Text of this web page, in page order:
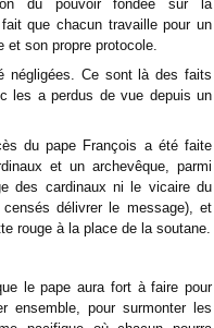
du pouvoir fondée sur la
que chacun travaille pour un
son propre protocole.
négligées. Ce sont là des faits
les a perdus de vue depuis un
du pape François a été faite
et un archevêque, parmi
des cardinaux ni le vicaire du
délivrer le message), et
rouge à la place de la soutane.
le pape aura fort à faire pour
ensemble, pour surmonter les